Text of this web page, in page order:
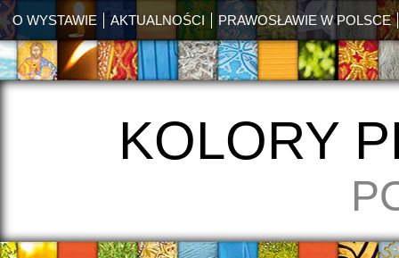
O WYSTAWIE AKTUALNOŚCI PRAWOSŁAWIE W POLSCE
KOLORY